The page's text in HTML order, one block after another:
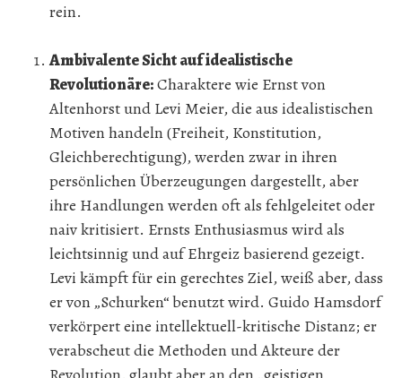
rein.
Ambivalente Sicht auf idealistische
Revolutionäre:Charaktere wie Ernst von
Altenhorst und Levi Meier, die aus idealistischen
Motiven handeln (Freiheit, Konstitution,
Gleichberechtigung), werden zwar in ihren
persönlichen Überzeugungen dargestellt, aber
ihre Handlungen werden oft als fehlgeleitet oder
naiv kritisiert. Ernsts Enthusiasmus wird als
leichtsinnig und auf Ehrgeiz basierend gezeigt.
Levi kämpft für ein gerechtes Ziel, weiß aber, dass
er von „Schurken“ benutzt wird. Guido Hamsdorf
verkörpert eine intellektuell-kritische Distanz; er
verabscheut die Methoden und Akteure der